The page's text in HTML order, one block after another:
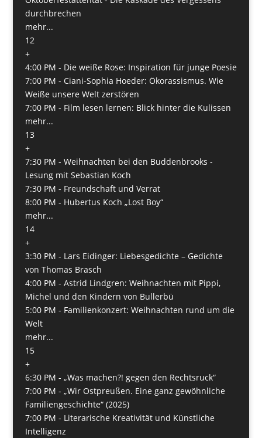
durchbrechen
mehr...
12
+
4:00 PM - Die weiße Rose: Inspiration für junge Poesie
7:00 PM - Ciani-Sophia Hoeder: Ökorassismus. Wie
Weiße unsere Welt zerstören
7:00 PM - Film lesen lernen: Blick hinter die Kulissen
mehr...
13
+
7:30 PM - Weihnachten bei den Buddenbrooks -
Lesung mit Sebastian Koch
7:30 PM - Freundschaft und Verrat
8:00 PM - Hubertus Koch „Lost Boy“
mehr...
14
+
3:30 PM - Lars Eidinger: Liebesgedichte – Gedichte
von Thomas Brasch
4:00 PM - Astrid Lindgren: Weihnachten mit Pippi,
Michel und den Kindern von Bullerbü
5:00 PM - Familienkonzert: Weihnachten rund um die
Welt
mehr...
15
+
6:30 PM - „Was machen?! gegen den Rechtsruck“
7:00 PM - „Wir Ostpreußen. Eine ganz gewöhnliche
Familiengeschichte“ (2025)
7:00 PM - ­Literarische Kreativität und Künstliche
Intelligenz